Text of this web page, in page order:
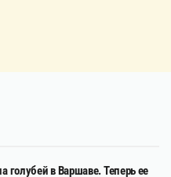
голубей в Варшаве. Теперь ее